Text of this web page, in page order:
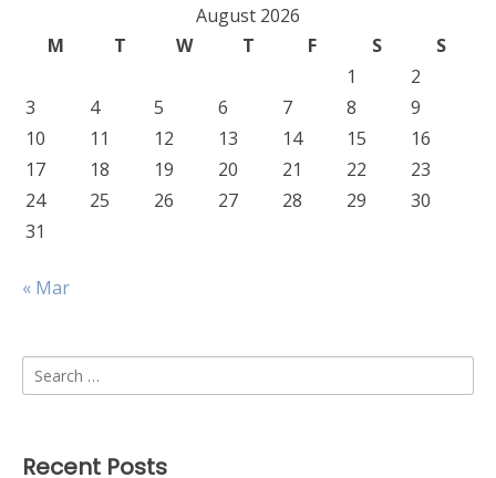
August 2026
M
T W T F S
S
1
2
3
4 5 6 7 8
9
10
11 12 13 14 15
16
17
18 19 20 21 22
23
24
25 26 27 28 29
30
31
« Mar
Search
for:
Recent Posts